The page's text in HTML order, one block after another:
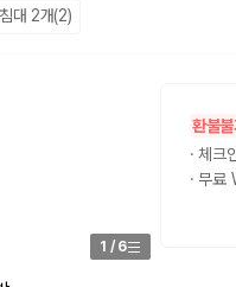
만족도가 달라집니다. 공항
는 사용자가 가장 먼저 비교하
조건과 차량 연식을 함께 비교
공간, 보험 조건을 함께 확인
침대 2개(2)
1 / 6
환불
·체크
· 무료